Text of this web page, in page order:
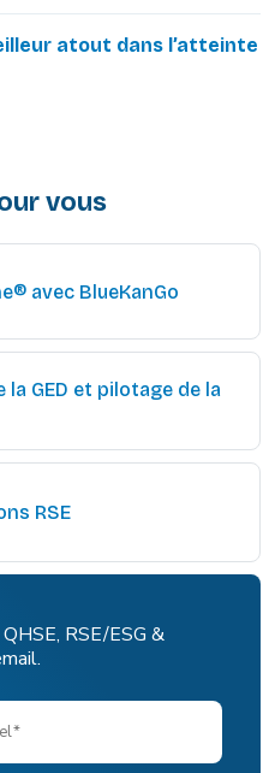
atout dans l’atteinte
vous
avec BlueKanGo
GED et pilotage de la
RSE
RSE/ESG &